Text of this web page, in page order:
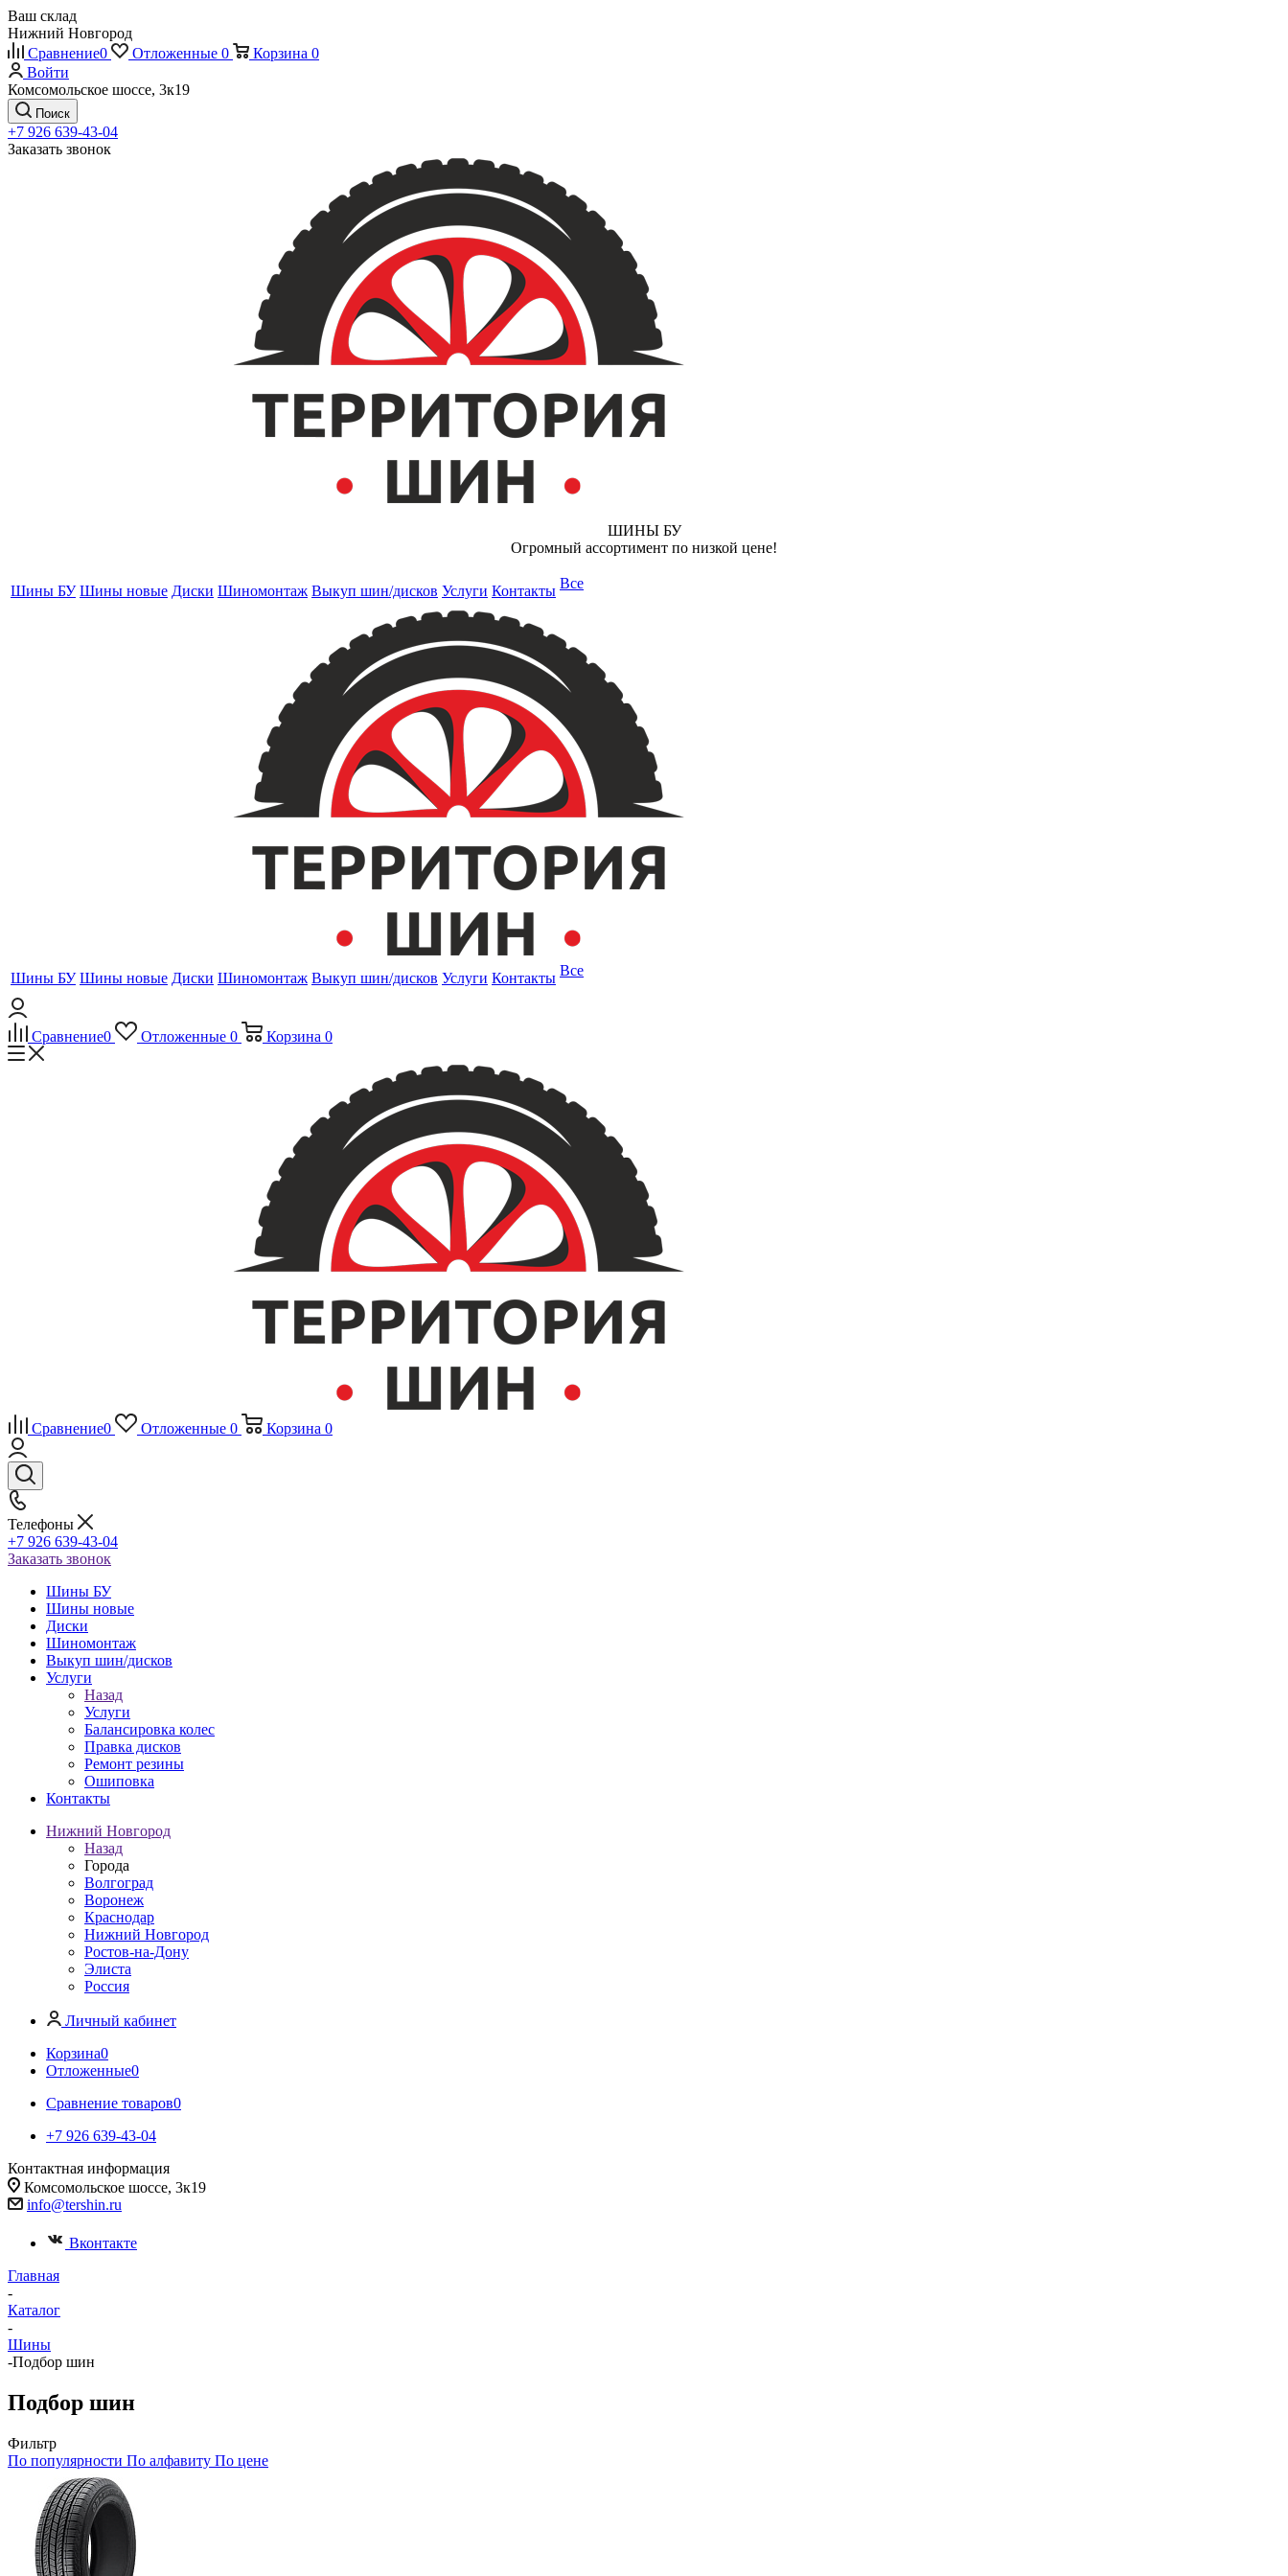
Ваш склад
Нижний Новгород
Сравнение0 Отложенные 0 Корзина 0
Войти
Комсомольское шоссе, 3к19
Поиск
+7 926 639-43-04
Заказать звонок
ШИНЫ БУ
Огромный ассортимент по низкой цене!
Шины БУ Шины новые Диски Шиномонтаж Выкуп шин/дисков Услуги Контакты Все
Шины БУ Шины новые Диски Шиномонтаж Выкуп шин/дисков Услуги Контакты Все
Сравнение0 Отложенные 0 Корзина 0
Сравнение0 Отложенные 0 Корзина 0
Телефоны
+7 926 639-43-04
Заказать звонок
Шины БУ
Шины новые
Диски
Шиномонтаж
Выкуп шин/дисков
Услуги
Назад
Услуги
Балансировка колес
Правка дисков
Ремонт резины
Ошиповка
Контакты
Нижний Новгород
Назад
Города
Волгоград
Воронеж
Краснодар
Нижний Новгород
Ростов-на-Дону
Элиста
Россия
Личный кабинет
Корзина0
Отложенные0
Сравнение товаров0
+7 926 639-43-04
Контактная информация
Комсомольское шоссе, 3к19
info@tershin.ru
Вконтакте
Главная
-
Каталог
-
Шины
-Подбор шин
Подбор шин
Фильтр
По популярности По алфавиту По цене